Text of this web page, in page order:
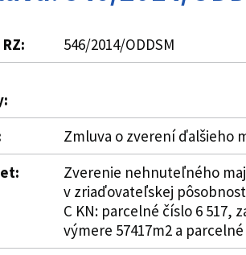
546/2014/ODDSM
Zmluva o zverení ďalšieho
Zverenie nehnuteľného
v zriaďovateľskej
C KN: parcelné číslo 6 517,
výmere 57417m2 a